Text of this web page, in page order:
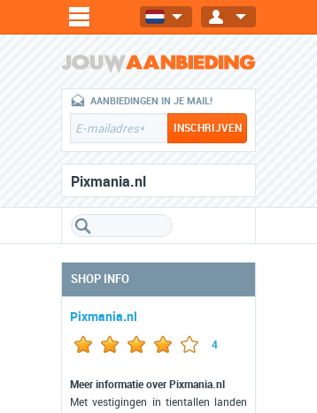
AANBIEDINGEN IN JE MAIL!
Pixmania.nl
SHOP INFO
Pixmania.nl
4
Meer informatie over Pixmania.nl
Met vestigingen in tientallen landen